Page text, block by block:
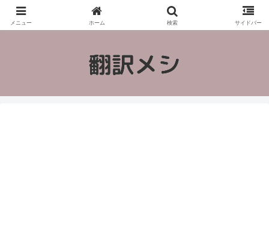
翻訳でメシを食う方法とは？脱サラした現役フリーランス翻訳者が翻訳という
仕事について紹介します。
メニュー ホーム 検索 サイドバー